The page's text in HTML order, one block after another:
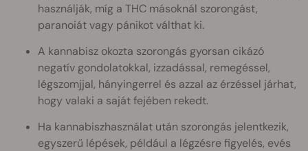
használják, míg a THC másoknál szorongást,
paranoiát vagy pánikot válthat ki.
A kannabisz okozta szorongás gyorsan cikázó
negatív gondolatokkal, izzadással, remegéssel,
légszomjjal, hányingerrel és azzal az érzéssel járhat,
hogy valaki a saját fejében rekedt.
Ha kannabiszhasználat után szorongás jelentkezik,
egyszerű lépések, például a légzésre figyelés, evés